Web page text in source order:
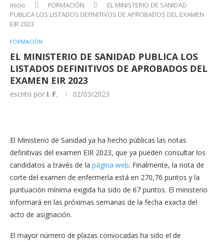
Inicio FORMACIÓN
EL MINISTERIO DE SANIDAD
PUBLICA LOS LISTADOS DEFINITIVOS DE APROBADOS DEL EXAMEN
EIR 2023
FORMACIÓN
EL MINISTERIO DE SANIDAD PUBLICA LOS
LISTADOS DEFINITIVOS DE APROBADOS DEL
EXAMEN EIR 2023
escrito por I. F. 02/03/2023
El Ministerio de Sanidad ya ha hecho públicas las notas
definitivas del examen EIR 2023, que ya pueden consultar los
candidatos a través de la página web. Finalmente, la nota de
corte del examen de enfermería está en 270,76 puntos y la
puntuación mínima exigida ha sido de 67 puntos. El ministerio
informará en las próximas semanas de la fecha exacta del
acto de asignación.
El mayor número de plazas convocadas ha sido el de